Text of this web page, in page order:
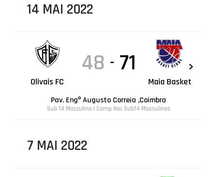
14 MAI 2022
Olivais FC
48 - 71
Maia Basket
Pav. Engº Augusto Correia ,Coimbra
Sub 14 Masculino | Camp Nac Sub14 Masculinos
7 MAI 2022